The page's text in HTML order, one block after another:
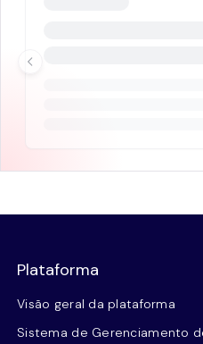
Plataforma
Visão geral da plataforma
Sistema de Gerenciamento